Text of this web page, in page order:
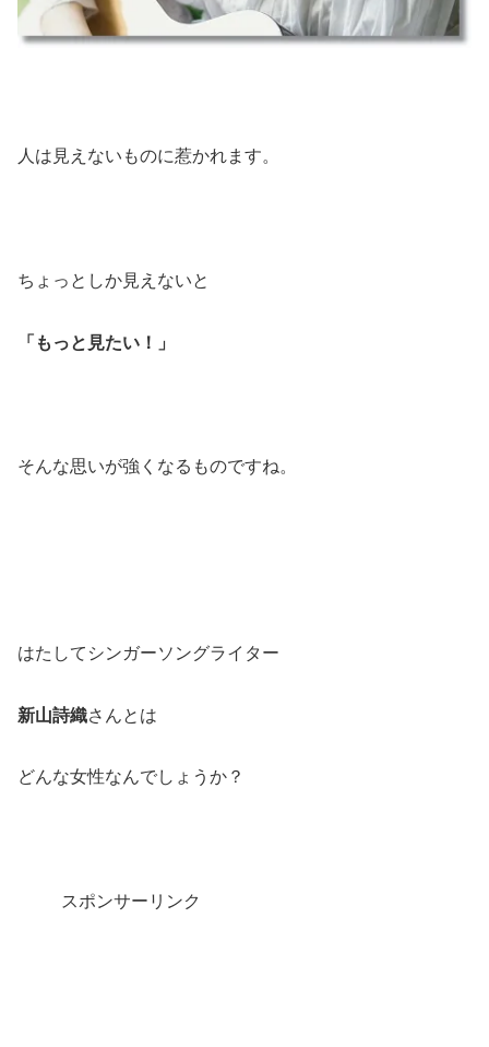
人は見えないものに惹かれます。
ちょっとしか見えないと
「もっと見たい！」
そんな思いが強くなるものですね。
はたしてシンガーソングライター
新山詩織さんとは
どんな女性なんでしょうか？
スポンサーリンク